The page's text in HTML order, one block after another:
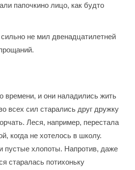
папочкино лицо, как будто
не мил двенадцатилетней
времени, и они наладились жить
всех сил старались друг дружку
Леся, например, перестала
когда не хотелось в школу.
пустые хлопоты. Напротив, даже
старалась потихоньку